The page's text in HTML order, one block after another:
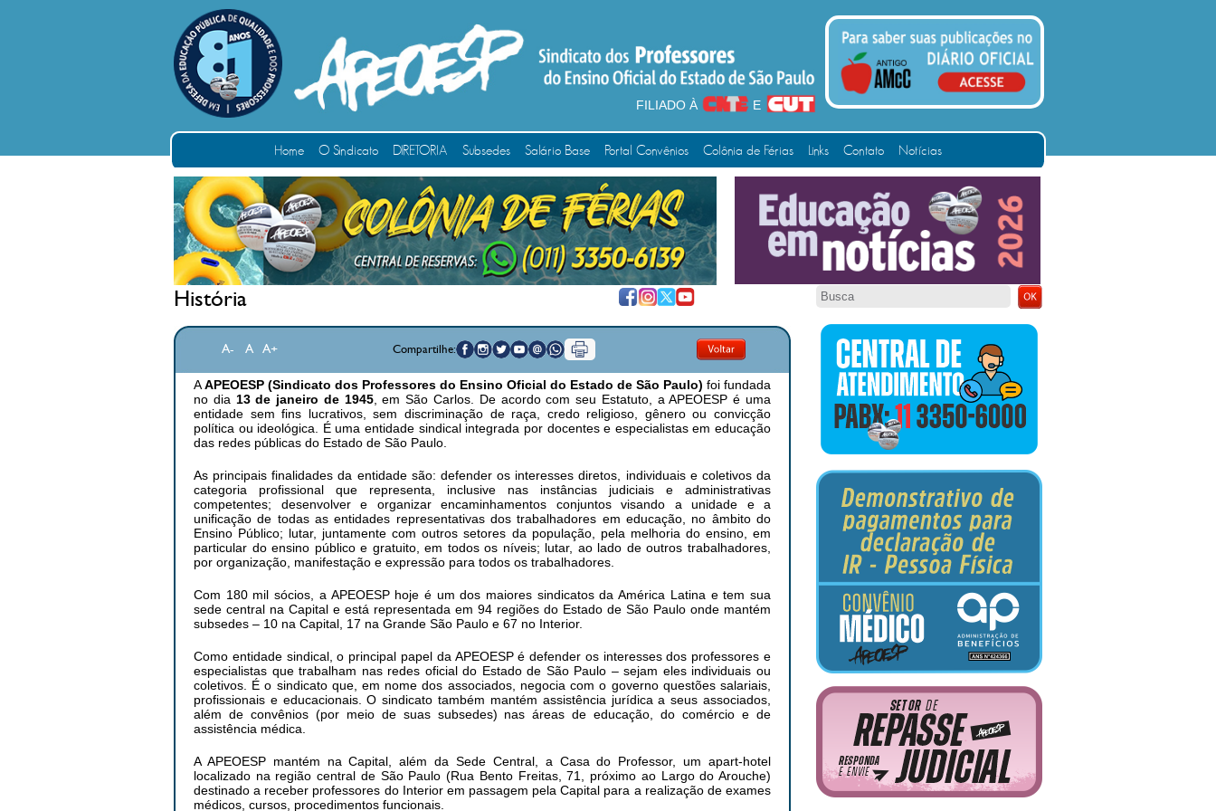
FILIADO À E
Home O Sindicato DIRETORIA Subsedes Salário Base Portal Convênios Colônia de Férias Links Contato Notícias
História
A- A A+ Compartilhe:
AAPEOESP (Sindicato dos Professores do Ensino Oficial do Estado de São Paulo) foi fundada
no dia 13 de janeiro de 1945, em São Carlos. De acordo com seu Estatuto, a APEOESP é uma
entidade sem fins lucrativos, sem discriminação de raça, credo religioso, gênero ou convicção
política ou ideológica. É uma entidade sindical integrada por docentes e especialistas em educação
das redes públicas do Estado de São Paulo.
As principais finalidades da entidade são: defender os interesses diretos, individuais e coletivos da
categoria profissional que representa, inclusive nas instâncias judiciais e administrativas
competentes; desenvolver e organizar encaminhamentos conjuntos visando a unidade e a
unificação de todas as entidades representativas dos trabalhadores em educação, no âmbito do
Ensino Público; lutar, juntamente com outros setores da população, pela melhoria do ensino, em
particular do ensino público e gratuito, em todos os níveis; lutar, ao lado de outros trabalhadores,
por organização, manifestação e expressão para todos os trabalhadores.
Com 180 mil sócios, a APEOESP hoje é um dos maiores sindicatos da América Latina e tem sua
sede central na Capital e está representada em 94 regiões do Estado de São Paulo onde mantém
subsedes – 10 na Capital, 17 na Grande São Paulo e 67 no Interior.
Como entidade sindical, o principal papel da APEOESP é defender os interesses dos professores e
especialistas que trabalham nas redes oficial do Estado de São Paulo – sejam eles individuais ou
coletivos. É o sindicato que, em nome dos associados, negocia com o governo questões salariais,
profissionais e educacionais. O sindicato também mantém assistência jurídica a seus associados,
além de convênios (por meio de suas subsedes) nas áreas de educação, do comércio e de
assistência médica.
A APEOESP mantém na Capital, além da Sede Central, a Casa do Professor, um apart-hotel
localizado na região central de São Paulo (Rua Bento Freitas, 71, próximo ao Largo do Arouche)
destinado a receber professores do Interior em passagem pela Capital para a realização de exames
médicos, cursos, procedimentos funcionais.